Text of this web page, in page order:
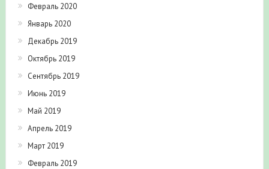
Февраль 2020
Январь 2020
Декабрь 2019
Октябрь 2019
Сентябрь 2019
Июнь 2019
Май 2019
Апрель 2019
Март 2019
Февраль 2019